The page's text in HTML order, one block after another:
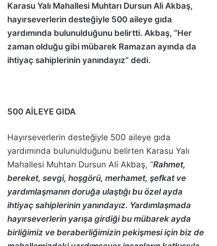
Karasu Yalı Mahallesi Muhtarı Dursun Ali Akbaş,
hayırseverlerin desteğiyle 500 aileye gıda
yardımında bulunulduğunu belirtti. Akbaş, “Her
zaman olduğu gibi mübarek Ramazan ayında da
ihtiyaç sahiplerinin yanındayız” dedi.
500 AİLEYE GIDA
Hayırseverlerin desteğiyle 500 aileye gıda
yardımında bulunulduğunu belirten Karasu Yalı
Mahallesi Muhtarı Dursun Ali Akbaş, “Rahmet,
bereket, sevgi, hoşgörü, merhamet, şefkat ve
yardımlaşmanın doruğa ulaştığı bu özel ayda
ihtiyaç sahiplerinin yanındayız. Yardımlaşmada
hayırseverlerin yarışa girdiği bu mübarek ayda
birliğimiz ve beraberliğimizin pekişmesi için biz de